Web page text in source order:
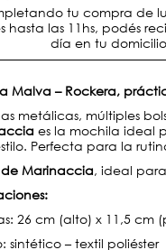
tu compra de
hasta las 11hs, podés
día en tu
Malva – Rockera,
metálicas, múltiples
es la mochila ideal
Perfecta para la
de Marinaccia, ideal
26 cm (alto) x 11,5 cm
sintético – textil poliéster